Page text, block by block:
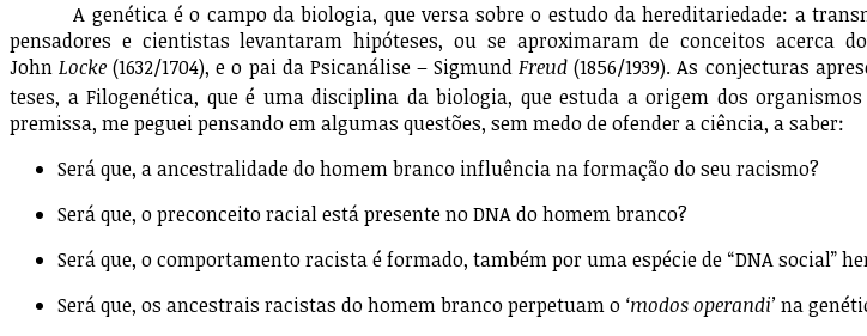
A genética é o campo da biologia, que versa sobre o estudo da hereditariedade: a
pensadores e cientistas levantaram hipóteses, ou se aproximaram de conceitos
JohnLocke (1632/1704), e o pai da Psicanálise – SigmundFreud (1856/1939). As conjecturas
teses, a Filogenética, que é uma disciplina da biologia, que estuda a origem dos
premissa, me peguei pensando em algumas questões, sem medo de ofender a ciência, a saber:
Será que, a ancestralidade do homem branco influência na formação do seu racismo?
Será que, o preconceito racial está presente no DNA do homem branco?
Será que, o comportamento racista é formado, também por uma espécie de “DNA social”
Será que, os ancestrais racistas do homem branco perpetuam o ‘modos operandi’ na